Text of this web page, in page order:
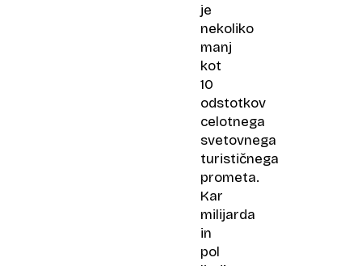
je
nekoliko
manj
kot
10
odstotkov
celotnega
svetovnega
turističnega
prometa.
Kar
milijarda
in
pol